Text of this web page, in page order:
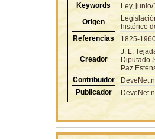
Keywords
Ley, junio/
Origen
histórico
Referencias
1825-
Creador
J. L.
Diputado
Paz
Contribuidor
Publicador